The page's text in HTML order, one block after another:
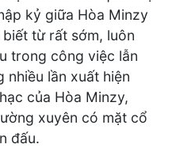
kỷ giữa Hòa Minzy
biết từ rất sớm, luôn
trong công việc lẫn
nhiều lần xuất hiện
của Hòa Minzy,
xuyên có mặt cổ
đấu.